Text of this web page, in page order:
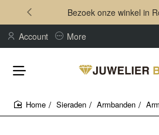
Bezoek onze winkel in
Account More
Sieraden Armbanden